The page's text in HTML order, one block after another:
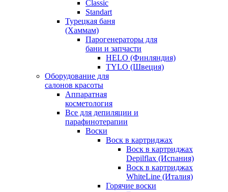
Classic
Standart
Турецкая баня
(Хаммам)
Парогенераторы для
бани и запчасти
HELO (Финляндия)
TYLO (Швеция)
Оборудование для
салонов красоты
Аппаратная
косметология
Все для депиляции и
парафинотерапии
Воски
Воск в картриджах
Воск в картриджах
Depilflax (Испания)
Воск в картриджах
WhiteLine (Италия)
Горячие воски